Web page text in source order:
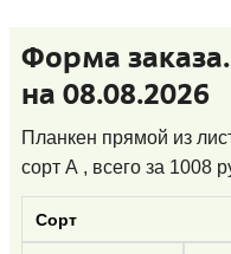
Форма
на 08.08.2026
Планкен прямой из
сорт А , всего за 1008